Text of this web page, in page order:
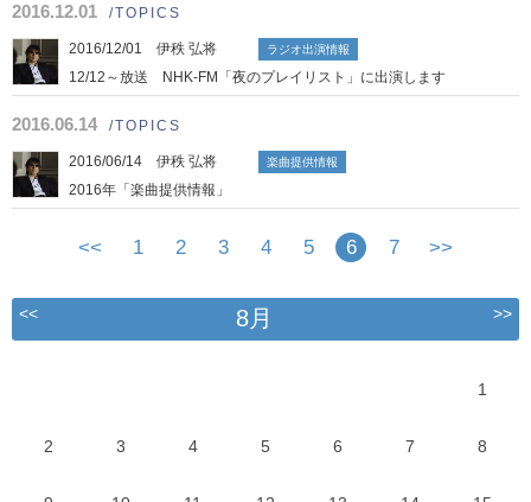
2016.12.01 /TOPICS
2016/12/01 伊秩 弘将 ラジオ出演情報
12/12～放送 NHK-FM「夜のプレイリスト」に出演します
2016.06.14 /TOPICS
2016/06/14 伊秩 弘将 楽曲提供情報
2016年「楽曲提供情報」
<< 1 2 3 4 5 6 7 >>
<< 8月 >>
1
2 3 4 5 6 7 8